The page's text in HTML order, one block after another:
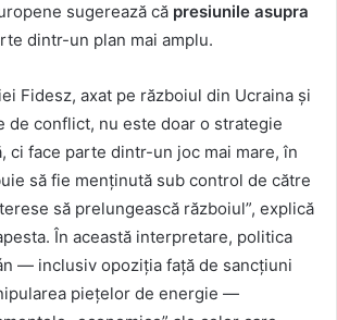
sugerează că presiunile asupra
dintr-un plan mai amplu.
Fidesz, axat pe războiul din Ucraina și
de conflict, nu este doar o strategie
ci face parte dintr-un joc mai mare, în
să fie menținută sub control de către
să prelungească războiul”, explică
În această interpretare, politica
— inclusiv opoziția față de sancțiuni
piețelor de energie —